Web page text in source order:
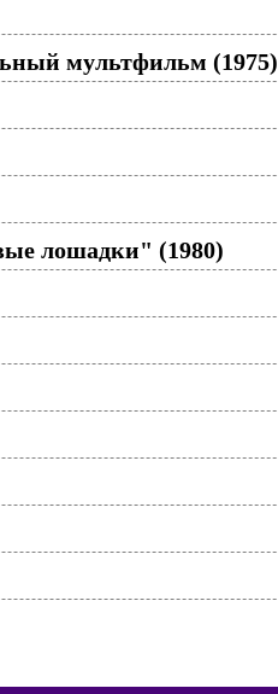
мультфильм (1975)
лошадки" (1980)